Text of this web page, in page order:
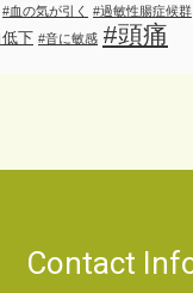
#血の気が引く #過敏性腸症候群
下 #音に敏感 #頭痛
Contact